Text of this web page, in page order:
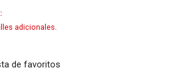
adicionales.
de favoritos